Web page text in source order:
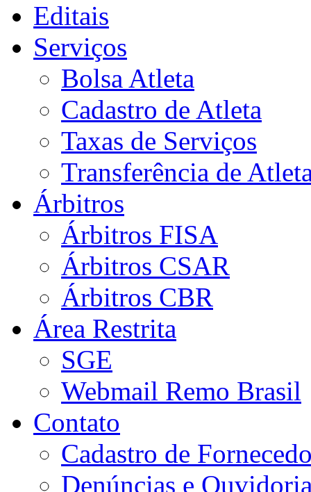
Editais
Serviços
Bolsa Atleta
Cadastro de Atleta
Taxas de Serviços
Transferência de
Árbitros
Árbitros FISA
Árbitros CSAR
Árbitros CBR
Área Restrita
SGE
Webmail Remo Brasil
Contato
Cadastro de
Denúncias e